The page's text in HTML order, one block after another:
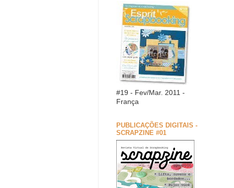
#19 - Fev/Mar. 2011 -
França
PUBLICAÇÕES DIGITAIS -
SCRAPZINE #01